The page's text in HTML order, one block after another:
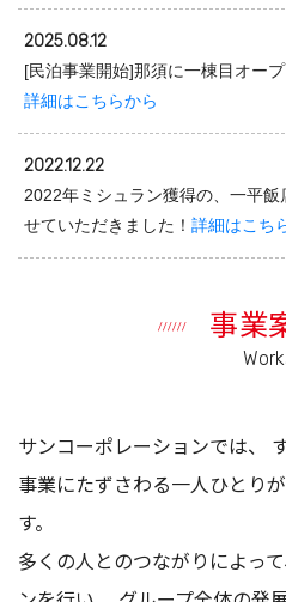
2025.08.12
[民泊事業開始]那須に一棟目オープ
詳細はこちらから
2022.12.22
2022年ミシュラン獲得の、一平
せていただきました！ 詳細はこち
事業
サンコーポレーションでは、
事業にたずさわる一人ひとりが
す。
多くの人とのつながりによって